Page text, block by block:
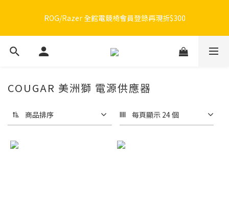
300
ROG/Razer 全館電競椅會員登錄再現折$300
🔥品牌限定滿額折🔥ROG周邊滿1500折100 / 2500折200 / 3000折
COUGAR 美洲獅 電源供應器
商品排序 每頁顯示 24 個